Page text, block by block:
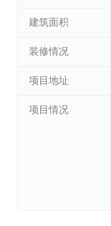
建筑面积
装修情况
项目地址
项目情况